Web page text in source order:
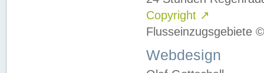
Copyright ↗
Flusseinzugsgebiete
Webdesign